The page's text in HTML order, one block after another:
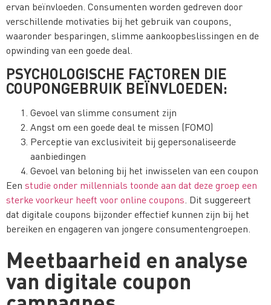
ervan beïnvloeden. Consumenten worden gedreven door
verschillende motivaties bij het gebruik van coupons,
waaronder besparingen, slimme aankoopbeslissingen en de
opwinding van een goede deal.
PSYCHOLOGISCHE FACTOREN DIE
COUPONGEBRUIK BEÏNVLOEDEN:
Gevoel van slimme consument zijn
Angst om een goede deal te missen (FOMO)
Perceptie van exclusiviteit bij gepersonaliseerde
aanbiedingen
Gevoel van beloning bij het inwisselen van een coupon
Een studie onder millennials toonde aan dat deze groep een
sterke voorkeur heeft voor online coupons . Dit suggereert
dat digitale coupons bijzonder effectief kunnen zijn bij het
bereiken en engageren van jongere consumentengroepen.
Meetbaarheid en analyse
van digitale coupon